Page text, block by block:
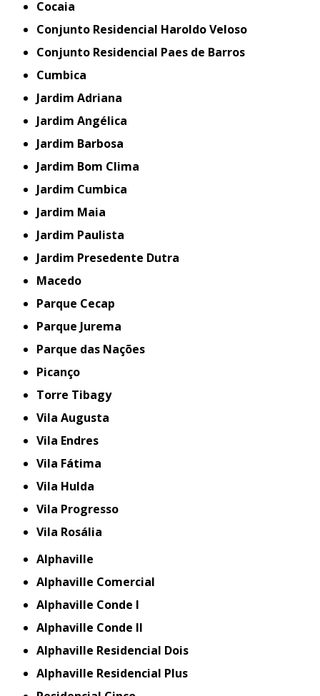
Cocaia
Conjunto Residencial Haroldo Veloso
Conjunto Residencial Paes de Barros
Cumbica
Jardim Adriana
Jardim Angélica
Jardim Barbosa
Jardim Bom Clima
Jardim Cumbica
Jardim Maia
Jardim Paulista
Jardim Presedente Dutra
Macedo
Parque Cecap
Parque Jurema
Parque das Nações
Picanço
Torre Tibagy
Vila Augusta
Vila Endres
Vila Fátima
Vila Hulda
Vila Progresso
Vila Rosália
Alphaville
Alphaville Comercial
Alphaville Conde I
Alphaville Conde II
Alphaville Residencial Dois
Alphaville Residencial Plus